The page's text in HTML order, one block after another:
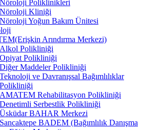
Nöroloji Poliklinikleri
Nöroloji Kliniği
Nöroloji Yoğun Bakım Ünitesi
Arındırma Merkezi)
Alkol Polikliniği
Opiyat Polikliniği
Diğer Maddeler Polikliniği
Teknoloji ve Davranışsal Bağımlılıklar
Polikliniği
AMATEM Rehabilitasyon Polikliniği
Denetimli Serbestlik Polikliniği
Üsküdar BAHAR Merkezi
Sancaktepe BADEM (Bağımlılık Danışma